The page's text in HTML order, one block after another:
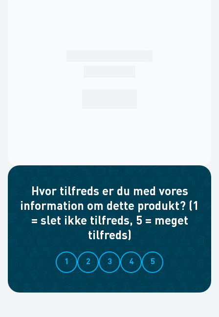
Hvor tilfreds er du med vores
information om dette produkt? (1
= slet ikke tilfreds, 5 = meget
tilfreds)
1 2 3 4 5